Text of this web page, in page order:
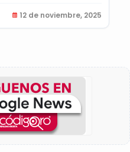
12 de noviembre, 2025